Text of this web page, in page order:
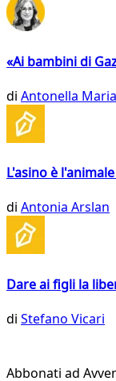
«Ai bambini di
di Antonella
L'asino è
di Antonia Arslan
Dare ai figli la
di Stefano Vicari
Abbonati ad